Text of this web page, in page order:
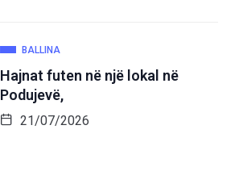
BALLINA
Hajnat futen në një lokal në
Podujevë,
21/07/2026